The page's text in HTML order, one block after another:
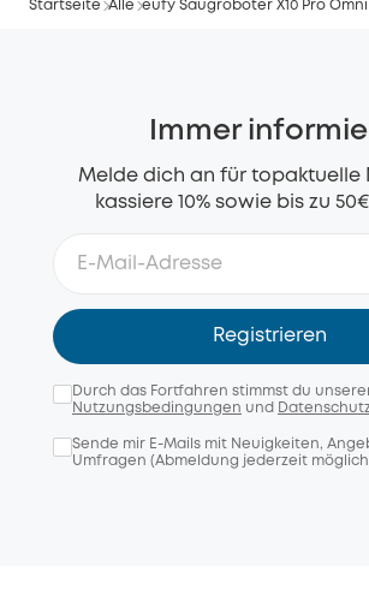
Startseite Alle eufy Saugroboter X10 Pro Omni
Immer
Melde dich an für topaktuelle
kassiere 10% sowie bis zu
Registrieren
Durch das Fortfahren stimmst du
Nutzungsbedingungen und
Sende mir E-Mails mit Neuigkeiten,
Umfragen (Abmeldung jederzeit